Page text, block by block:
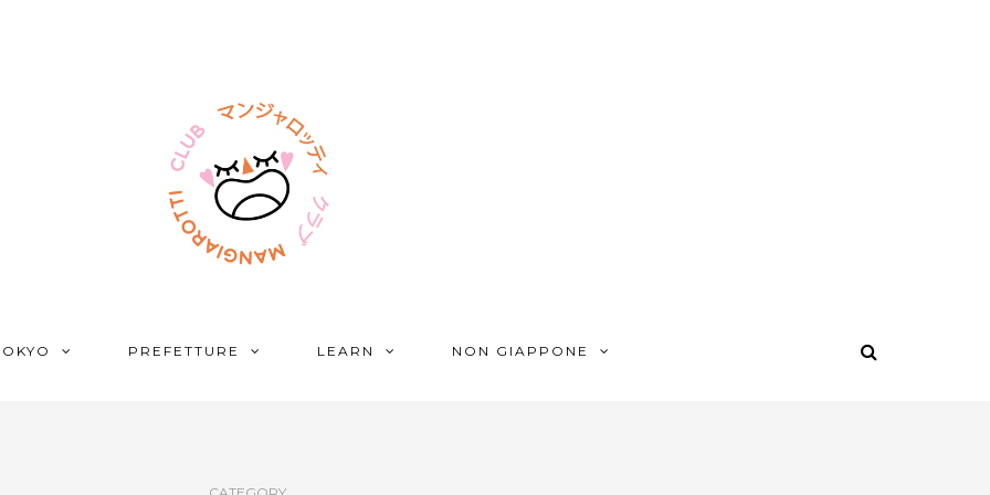
PREFETTURE LEARN NON GIAPPONE